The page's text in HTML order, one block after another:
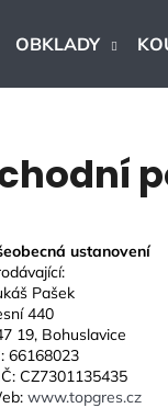
OBKLADY
ustanovení
Pašek
440
19, Bohuslavice
66168023
CZ7301135435
www.topgres.cz